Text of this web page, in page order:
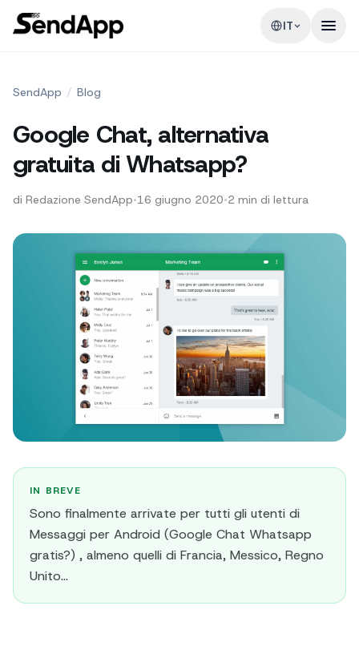
IT
SendApp / Blog
Google Chat, alternativa
gratuita di Whatsapp?
di Redazione SendApp•16 giugno 2020•2 min di lettura
IN BREVE
Sono finalmente arrivate per tutti gli utenti di
Messaggi per Android (Google Chat Whatsapp
gratis?) , almeno quelli di Francia, Messico, Regno
Unito...